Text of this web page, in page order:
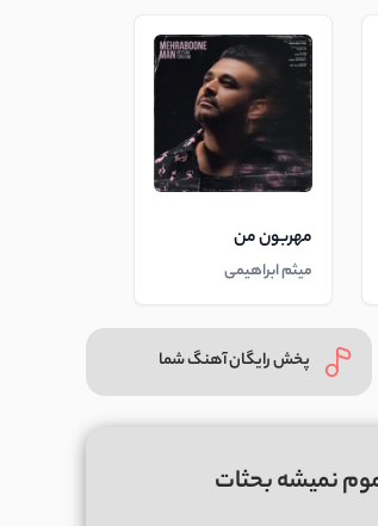
مهربون من
میثم ابراهیمی
پخش رایگان آهنگ شما
نمیشه بحثات